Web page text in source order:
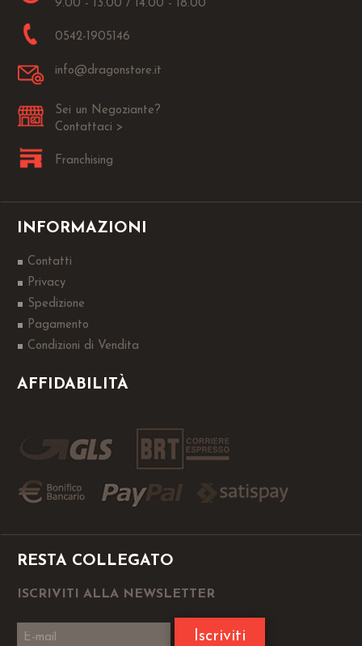
9.00 - 13.00 / 14.00 - 18.00
0542-1905146
info@dragonstore.it
Sei un Negoziante?
Contattaci >
Franchising
INFORMAZIONI
Contatti
Privacy
Spedizione
Pagamento
Condizioni di Vendita
AFFIDABILITÀ
RESTA COLLEGATO
ISCRIVITI ALLA NEWSLETTER
Iscriviti